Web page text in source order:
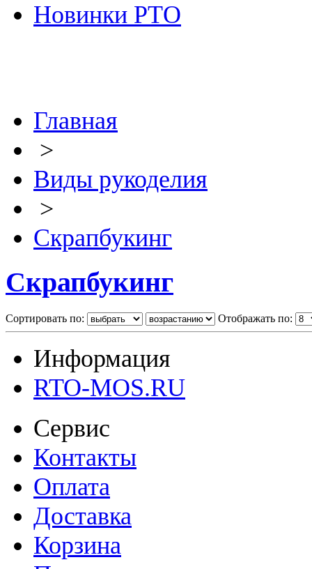
Новинки РТО
Главная
>
Виды рукоделия
>
Скрапбукинг
Скрапбукинг
Сортировать по: Отображать по:
Информация
RTO-MOS.RU
Сервис
Контакты
Оплата
Доставка
Корзина